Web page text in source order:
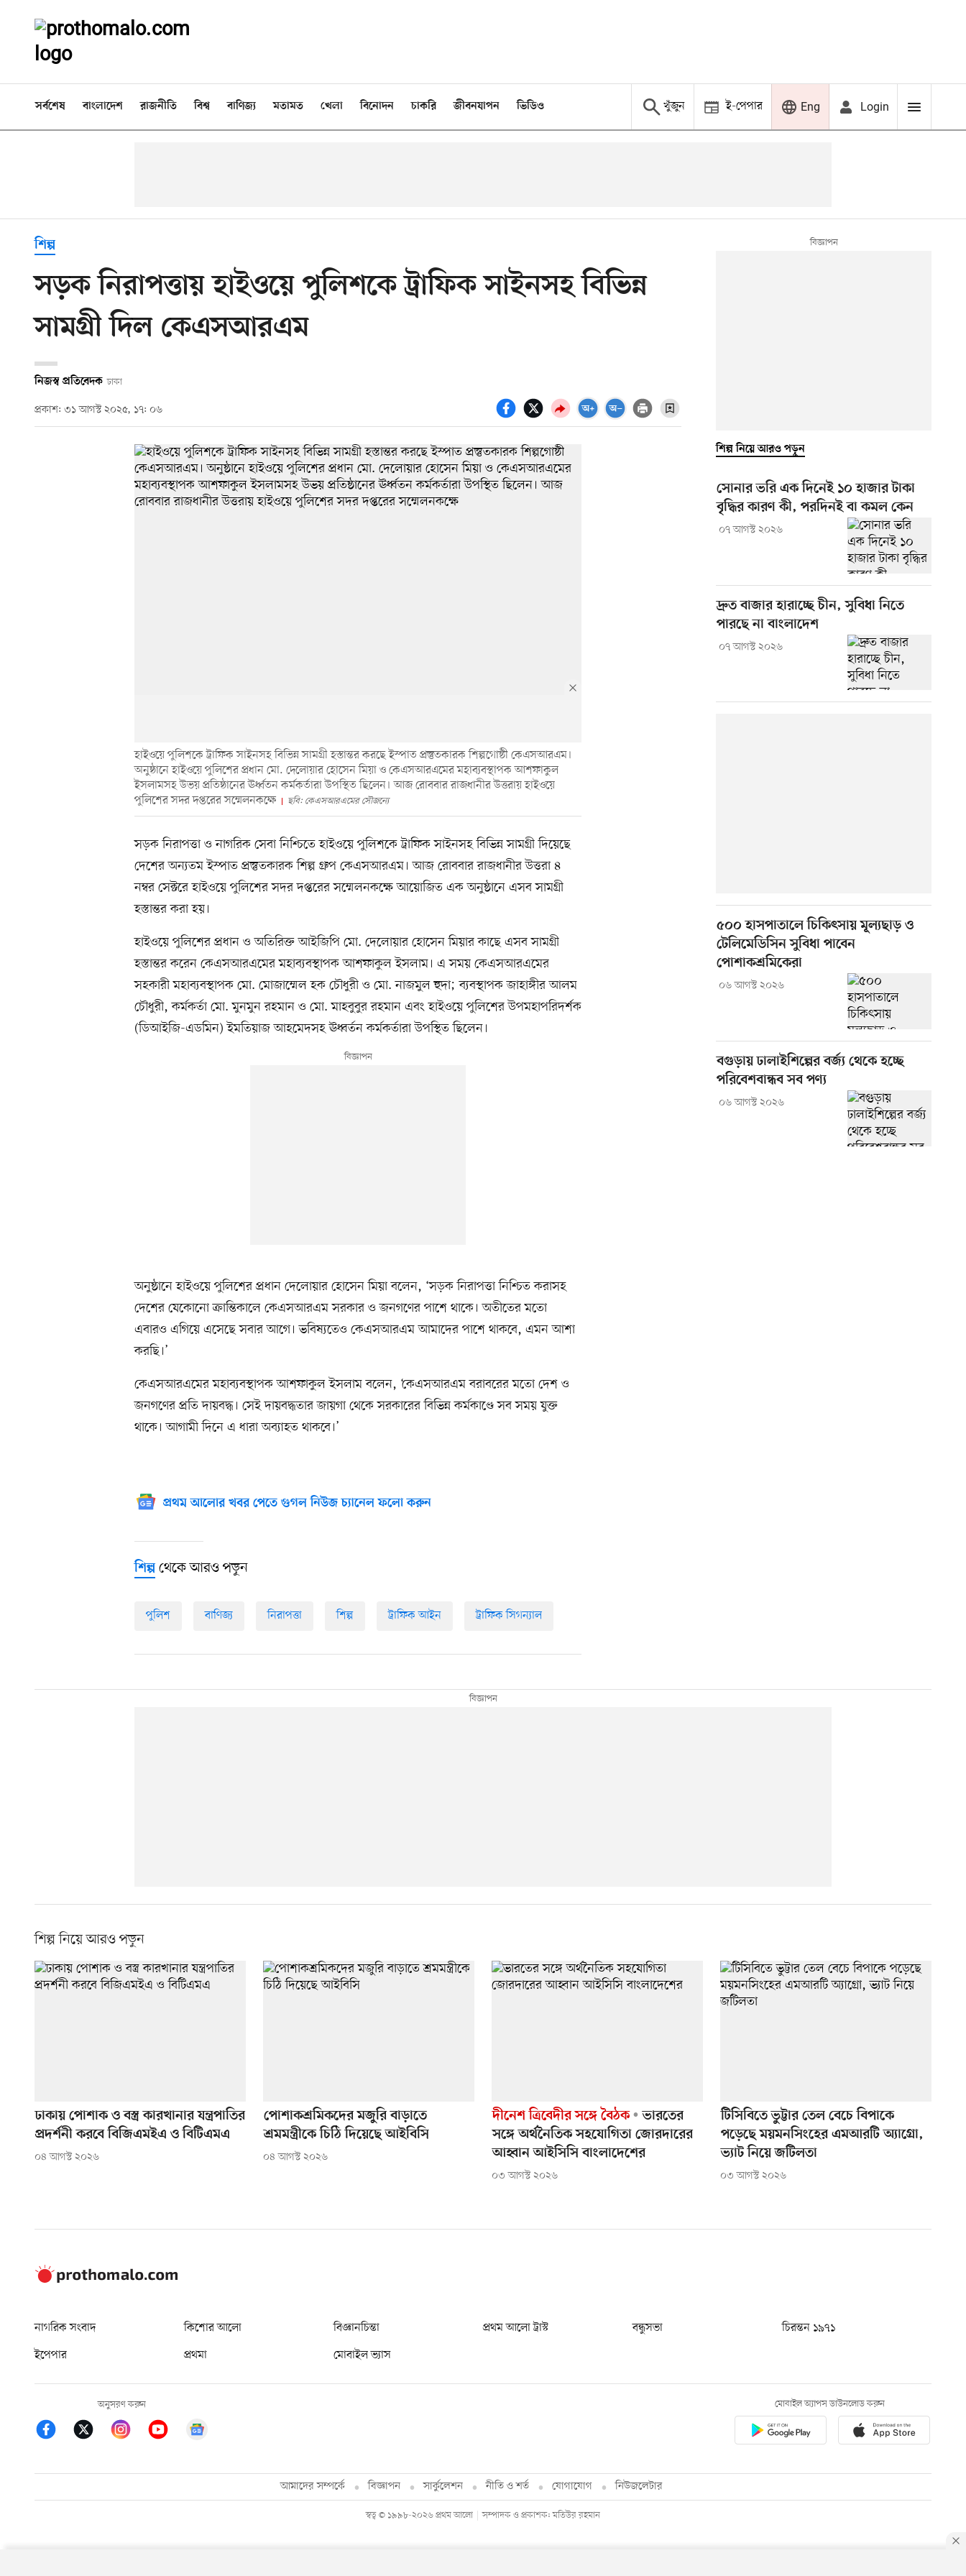
সর্বশেষ বাংলাদেশ রাজনীতি বিশ্ব বাণিজ্য মতামত খেলা বিনোদন চাকরি জীবনযাপন ভিডিও খুঁজুন ই-পেপার Eng Login
শিল্প
সড়ক নিরাপত্তায় হাইওয়ে পুলিশকে ট্রাফিক সাইনসহ বিভিন্ন
সামগ্রী দিল কেএসআরএম
নিজস্ব প্রতিবেদক ঢাকা
প্রকাশ: ৩১ আগস্ট ২০২৫, ১৭: ০৬
হাইওয়ে পুলিশকে ট্রাফিক সাইনসহ বিভিন্ন সামগ্রী হস্তান্তর করছে ইস্পাত প্রস্তুতকারক শিল্পগোষ্ঠী কেএসআরএম।
অনুষ্ঠানে হাইওয়ে পুলিশের প্রধান মো. দেলোয়ার হোসেন মিয়া ও কেএসআরএমের মহাব্যবস্থাপক আশফাকুল
ইসলামসহ উভয় প্রতিষ্ঠানের ঊর্ধ্বতন কর্মকর্তারা উপস্থিত ছিলেন। আজ রোববার রাজধানীর উত্তরায় হাইওয়ে
পুলিশের সদর দপ্তরের সম্মেলনকক্ষে
ছবি: কেএসআরএমের সৌজন্যে
সড়ক নিরাপত্তা ও নাগরিক সেবা নিশ্চিতে হাইওয়ে পুলিশকে ট্রাফিক সাইনসহ বিভিন্ন সামগ্রী দিয়েছে
দেশের অন্যতম ইস্পাত প্রস্তুতকারক শিল্প গ্রুপ কেএসআরএম। আজ রোববার রাজধানীর উত্তরা ৪
নম্বর সেক্টরে হাইওয়ে পুলিশের সদর দপ্তরের সম্মেলনকক্ষে আয়োজিত এক অনুষ্ঠানে এসব সামগ্রী
হস্তান্তর করা হয়।
হাইওয়ে পুলিশের প্রধান ও অতিরিক্ত আইজিপি মো. দেলোয়ার হোসেন মিয়ার কাছে এসব সামগ্রী
হস্তান্তর করেন কেএসআরএমের মহাব্যবস্থাপক আশফাকুল ইসলাম। এ সময় কেএসআরএমের
সহকারী মহাব্যবস্থাপক মো. মোজাম্মেল হক চৌধুরী ও মো. নাজমুল হুদা; ব্যবস্থাপক জাহাঙ্গীর আলম
চৌধুরী, কর্মকর্তা মো. মুনমুন রহমান ও মো. মাহবুবুর রহমান এবং হাইওয়ে পুলিশের উপমহাপরিদর্শক
(ডিআইজি-এডমিন) ইমতিয়াজ আহমেদসহ ঊধ্বর্তন কর্মকর্তারা উপস্থিত ছিলেন।
অনুষ্ঠানে হাইওয়ে পুলিশের প্রধান দেলোয়ার হোসেন মিয়া বলেন, ‘সড়ক নিরাপত্তা নিশ্চিত করাসহ
দেশের যেকোনো ক্রান্তিকালে কেএসআরএম সরকার ও জনগণের পাশে থাকে। অতীতের মতো
এবারও এগিয়ে এসেছে সবার আগে। ভবিষ্যতেও কেএসআরএম আমাদের পাশে থাকবে, এমন আশা
করছি।’
কেএসআরএমের মহাব্যবস্থাপক আশফাকুল ইসলাম বলেন, ‘কেএসআরএম বরাবরের মতো দেশ ও
জনগণের প্রতি দায়বদ্ধ। সেই দায়বদ্ধতার জায়গা থেকে সরকারের বিভিন্ন কর্মকাণ্ডে সব সময় যুক্ত
থাকে। আগামী দিনে এ ধারা অব্যাহত থাকবে।’
প্রথম আলোর খবর পেতে গুগল নিউজ চ্যানেল ফলো করুন
শিল্পথেকে আরও পড়ুন
পুলিশ বাণিজ্য নিরাপত্তা শিল্প ট্রাফিক আইন ট্রাফিক সিগন্যাল
শিল্প নিয়ে আরও পড়ুন
সোনার ভরি এক দিনেই ১০ হাজার টাকা
বৃদ্ধির কারণ কী, পরদিনই বা কমল কেন
০৭ আগস্ট ২০২৬
দ্রুত বাজার হারাচ্ছে চীন, সুবিধা নিতে
পারছে না বাংলাদেশ
০৭ আগস্ট ২০২৬
৫০০ হাসপাতালে চিকিৎসায় মূল্যছাড় ও
টেলিমেডিসিন সুবিধা পাবেন
পোশাকশ্রমিকেরা
০৬ আগস্ট ২০২৬
বগুড়ায় ঢালাইশিল্পের বর্জ্য থেকে হচ্ছে
পরিবেশবান্ধব সব পণ্য
০৬ আগস্ট ২০২৬
শিল্প নিয়ে আরও পড়ুন
ঢাকায় পোশাক ও বস্ত্র কারখানার যন্ত্রপাতির
প্রদর্শনী করবে বিজিএমইএ ও বিটিএমএ
০৪ আগস্ট ২০২৬
পোশাকশ্রমিকদের মজুরি বাড়াতে
শ্রমমন্ত্রীকে চিঠি দিয়েছে আইবিসি
০৪ আগস্ট ২০২৬
দীনেশ ত্রিবেদীর সঙ্গে বৈঠক
ভারতের
সঙ্গে অর্থনৈতিক সহযোগিতা জোরদারের
আহ্বান আইসিসি বাংলাদেশের
০৩ আগস্ট ২০২৬
টিসিবিতে ভুট্টার তেল বেচে বিপাকে
পড়েছে ময়মনসিংহের এমআরটি অ্যাগ্রো,
ভ্যাট নিয়ে জটিলতা
০৩ আগস্ট ২০২৬
নাগরিক সংবাদ কিশোর আলো বিজ্ঞানচিন্তা প্রথম আলো ট্রাস্ট বন্ধুসভা
চিরন্তন ১৯৭১
ইপেপার
প্রথমা মোবাইল ভ্যাস
অনুসরণ করুন মোবাইল অ্যাপস ডাউনলোড করুন
আমাদের সম্পর্কে বিজ্ঞাপন সার্কুলেশন নীতি ও শর্ত যোগাযোগ নিউজলেটার
স্বত্ব © ১৯৯৮-২০২৬ প্রথম আলো সম্পাদক ও প্রকাশক: মতিউর রহমান